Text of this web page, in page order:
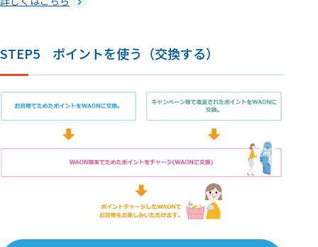
STEP5 ポイントを使う（交換する）